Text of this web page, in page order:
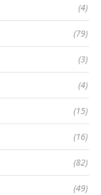
(4)
(79)
(3)
(4)
(15)
(16)
(82)
(49)